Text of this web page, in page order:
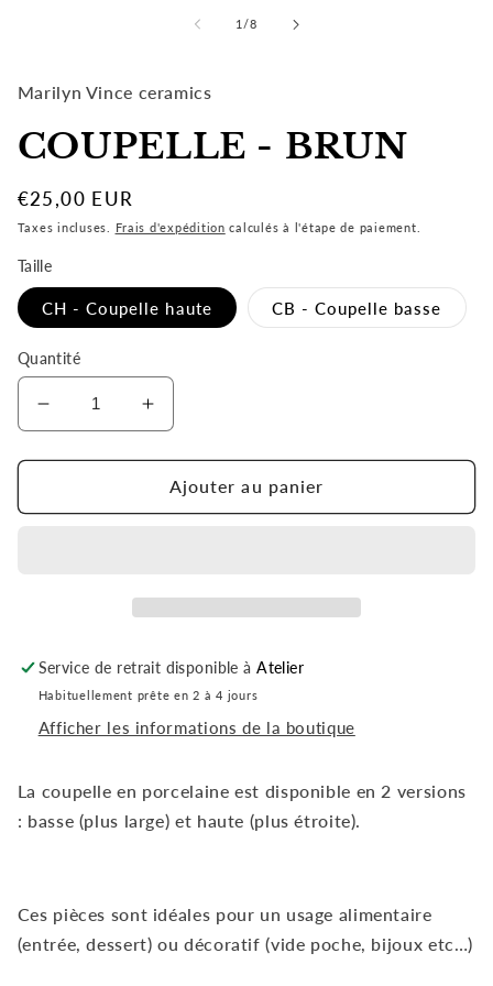
1 /de
8
Marilyn Vince ceramics
COUPELLE - BRUN
Prix
habituel
€25,00 EUR
Taxes incluses. Frais d'expédition calculés à l'étape de paiement.
Taille
CH - Coupelle haute CB - Coupelle basse
Quantité
Réduire
la
quantité
COUPELLE
Augmenter
la
quantité
de
COUPELLE
Ajouter au panier
Service de retrait disponible àAtelier
Habituellement prête en 2 à 4 jours
Afficher les informations de la boutique
La coupelle en porcelaine est disponible en 2 versions
: basse (plus large) et haute (plus étroite).
Ces pièces sont idéales pour un usage alimentaire
(entrée, dessert) ou décoratif (vide poche, bijoux etc…)